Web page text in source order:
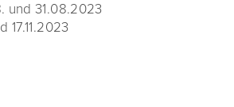
und 31.08.2023
17.11.2023